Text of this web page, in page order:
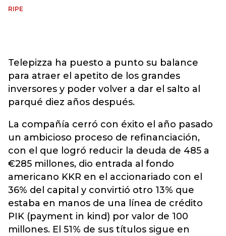
RIPE
Telepizza ha puesto a punto su balance
para atraer el apetito de los grandes
inversores y poder volver a dar el salto al
parqué diez años después.
La compañía cerró con éxito el año pasado
un ambicioso proceso de refinanciación,
con el que logró reducir la deuda de 485 a
€285 millones, dio entrada al fondo
americano KKR en el accionariado con el
36% del capital y convirtió otro 13% que
estaba en manos de una línea de crédito
PIK (payment in kind) por valor de 100
millones. El 51% de sus títulos sigue en